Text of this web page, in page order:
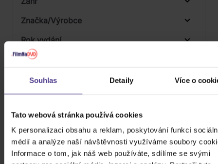
Souhlas Detaily Více o
Tato webová stránka používá cookies
K personalizaci obsahu a reklam, poskytování funkcí
médií a analýze naší návštěvnosti využíváme soubory
Informace o tom, jak náš web používáte, sdílíme se svými
Značka/Výrobce
Rok vydání
Dostupnost
Druh média
Vinyl
Počet CD
Počet MC
Počet DVD